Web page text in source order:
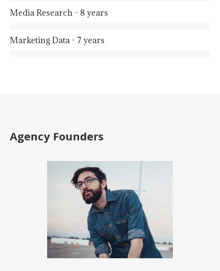
Media Research - 8 years
Marketing Data - 7 years
Agency Founders